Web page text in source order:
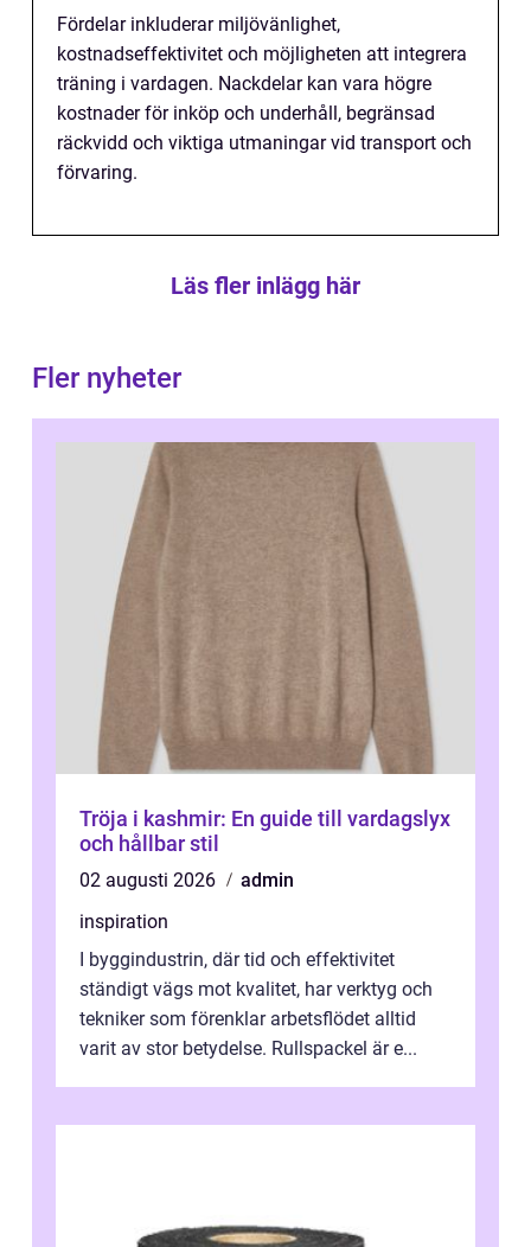
Fördelar inkluderar miljövänlighet,
kostnadseffektivitet och möjligheten att integrera
träning i vardagen. Nackdelar kan vara högre
kostnader för inköp och underhåll, begränsad
räckvidd och viktiga utmaningar vid transport och
förvaring.
Läs fler inlägg här
Fler nyheter
Tröja i kashmir: En guide till vardagslyx
och hållbar stil
02 augusti 2026
admin
inspiration
I byggindustrin, där tid och effektivitet
ständigt vägs mot kvalitet, har verktyg och
tekniker som förenklar arbetsflödet alltid
varit av stor betydelse. Rullspackel är e...